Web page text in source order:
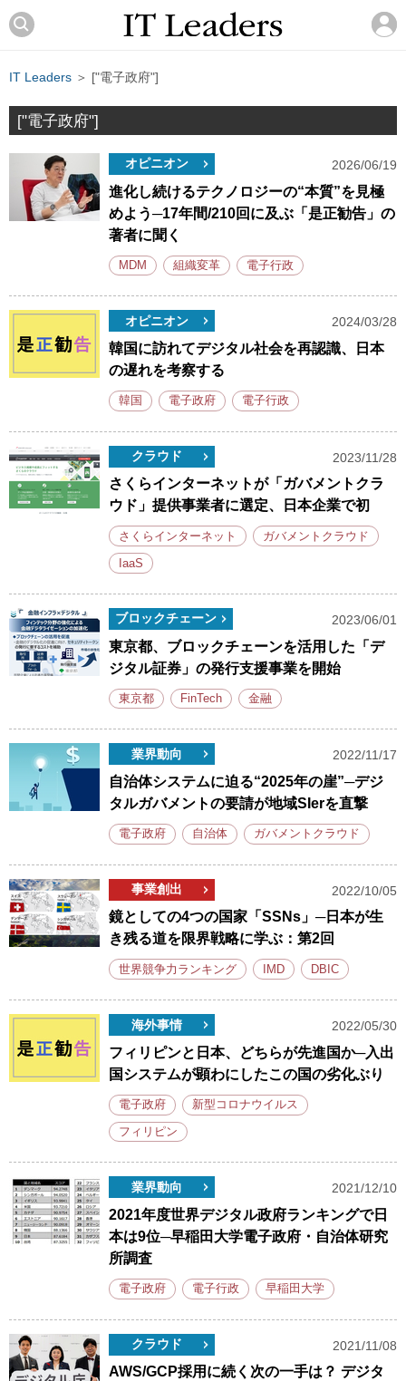
IT Leaders ＞ ["電子政府"]
["電子政府"]
オピニオン 2026/06/19
進化し続けるテクノロジーの“本質”を見極
めよう─17年間/210回に及ぶ「是正勧告」の
著者に聞く
MDM 組織変革 電子行政
オピニオン 2024/03/28
韓国に訪れてデジタル社会を再認識、日本
の遅れを考察する
韓国 電子政府 電子行政
クラウド 2023/11/28
さくらインターネットが「ガバメントクラ
ウド」提供事業者に選定、日本企業で初
さくらインターネット ガバメントクラウド
IaaS
ブロックチェーン 2023/06/01
東京都、ブロックチェーンを活用した「デ
ジタル証券」の発行支援事業を開始
東京都 FinTech 金融
業界動向 2022/11/17
自治体システムに迫る“2025年の崖”─デジ
タルガバメントの要請が地域SIerを直撃
電子政府 自治体 ガバメントクラウド
事業創出 2022/10/05
鏡としての4つの国家「SSNs」─日本が生
き残る道を限界戦略に学ぶ：第2回
世界競争力ランキング IMD DBIC
海外事情 2022/05/30
フィリピンと日本、どちらが先進国か─入出
国システムが顕わにしたこの国の劣化ぶり
電子政府 新型コロナウイルス
フィリピン
業界動向 2021/12/10
2021年度世界デジタル政府ランキングで日
本は9位─早稲田大学電子政府・自治体研究
所調査
電子政府 電子行政 早稲田大学
クラウド 2021/11/08
AWS/GCP採用に続く次の一手は？ デジタ